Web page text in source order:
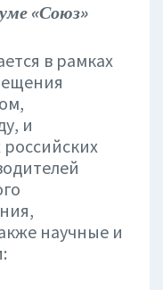
«Союз»
в рамках
и
научные и